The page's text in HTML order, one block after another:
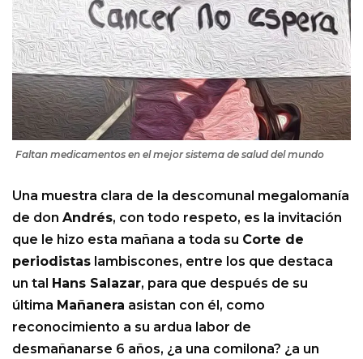
Faltan medicamentos en el mejor sistema de salud del mundo
Una muestra clara de la descomunal megalomanía
de don Andrés, con todo respeto, es la invitación
que le hizo esta mañana a toda su Corte de
periodistas lambiscones, entre los que destaca
un tal
Hans Salazar, para que después de su
última Mañanera asistan con él, como
reconocimiento a su ardua labor de
desmañanarse 6 años, ¿a una comilona? ¿a un